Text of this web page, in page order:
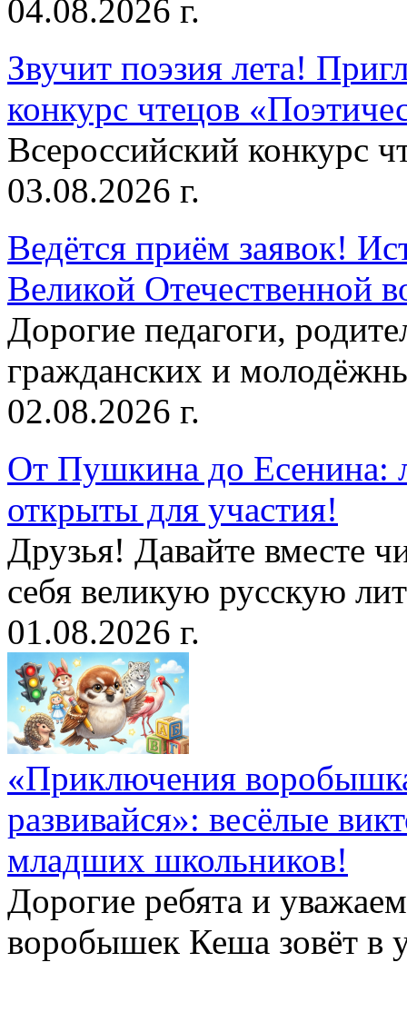
04.08.2026 г.
Звучит поэзия лета!
конкурс чтецов
Всероссийский конкурс
03.08.2026 г.
Ведётся приём заявок!
Великой Отечественной
Дорогие педагоги,
гражданских и
02.08.2026 г.
От Пушкина до Есенина:
открыты для участия!
Друзья! Давайте вместе
себя великую русскую
01.08.2026 г.
«Приключения
развивайся»: весёлые
младших школьников!
Дорогие ребята и
воробышек Кеша зовёт в